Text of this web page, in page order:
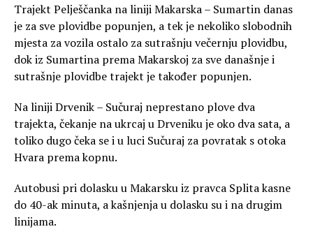
Trajekt Pelješčanka na liniji Makarska – Sumartin danas
je za sve plovidbe popunjen, a tek je nekoliko slobodnih
mjesta za vozila ostalo za sutrašnju večernju plovidbu,
dok iz Sumartina prema Makarskoj za sve današnje i
sutrašnje plovidbe trajekt je također popunjen.
Na liniji Drvenik – Sučuraj neprestano plove dva
trajekta, čekanje na ukrcaj u Drveniku je oko dva sata, a
toliko dugo čeka se i u luci Sučuraj za povratak s otoka
Hvara prema kopnu.
Autobusi pri dolasku u Makarsku iz pravca Splita kasne
do 40-ak minuta, a kašnjenja u dolasku su i na drugim
linijama.